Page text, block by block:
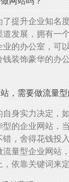
提升企业知名
发展，拥有一
的办公室，可
装饰豪华的办
，需要做流量
身实力决定，
的企业网站，
，舍得花钱投
量型企业网站
依靠关键词来